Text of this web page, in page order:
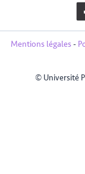
Mentions légales-
© Université